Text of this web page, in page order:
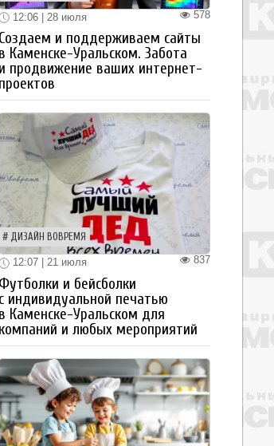
578
12:06 | 28 июля
Создаем и поддерживаем сайты
в Каменске-Уральском. Забота
и продвижение ваших интернет-
проектов
ДИЗАЙН ВОВРЕМЯ
837
12:07 | 21 июля
Футболки и бейсболки
с индивидуальной печатью
в Каменске-Уральском для
компаний и любых мероприятий